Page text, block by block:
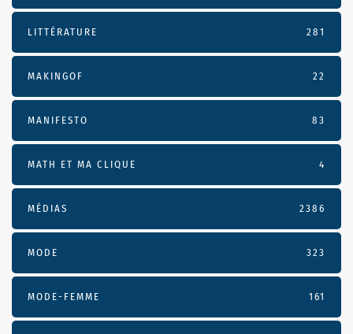
LITTÉRATURE 281
MAKINGOF 22
MANIFESTO 83
MATH ET MA CLIQUE 4
MÉDIAS 2386
MODE 323
MODE-FEMME 161